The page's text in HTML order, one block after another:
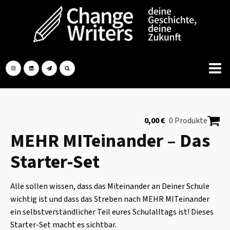
0,00€ 0 Produkte
MEHR MITeinander – Das
Starter-Set
Alle sollen wissen, dass das Miteinander an Deiner Schule
wichtig ist und dass das Streben nach MEHR MITeinander
ein selbstverständlicher Teil eures Schulalltags ist! Dieses
Starter-Set macht es sichtbar.